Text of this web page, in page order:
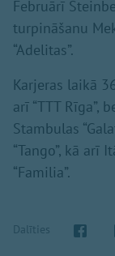
Februārī
turpināšanu
“Adelitas”.
Karjeras laikā
arī “TTT Rīga”,
Stambulas
“Tango”, kā arī
“Familia”.
Dalīties